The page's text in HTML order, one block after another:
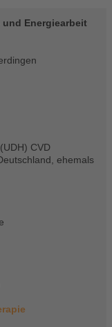
Energiearbeit
CVD
ehemals